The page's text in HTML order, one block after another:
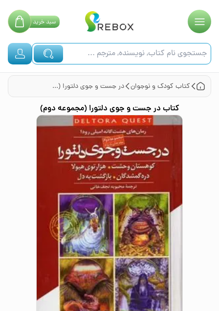
سبدخرید
کتاب کودک و نوجوان در جست و جوی دلتورا (مجموعه دوم)
کتاب در جست و جوی دلتورا (مجموعه دوم)